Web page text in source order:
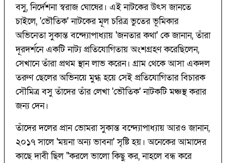
বসু, নির্দেশনা স্বরাজ ঘোষের। এই নাটকের উৎস জানতে
চাইলে, 'ভৌতিক' নাটকের মূল চরিত্র ভুতের ভূমিকার
অভিনেতা সুকান্ত বন্দ্যোপাধ্যায় 'জনতার কথা' কে জানান, তাঁরা
দূরদর্শনে একটি নাট্য প্রতিযোগিতায় অংশগ্রহণ করেছিলেন,
সেখানে তাঁরা প্রথম স্থান লাভ করেন। গ্রাম থেকে আসা একদল
তরুণ ছেলের অভিনয়ে মুগ্ধ হয়ে সেই প্রতিযোগিতার বিচারক
সৌমিত্র বসু তাঁদের তাঁর লেখা 'ভৌতিক' নাটকটি মঞ্চস্থ করার
জন্য দেন।
তাঁদের দলের প্রান ভোমরা সুকান্ত বন্দ্যোপাধ্যায় আরও জানান,
২০১৭ সালে 'ময়না অন্য ভাবনা' সৃষ্টি হয়। অনেকের আমাদের
কাছে দাবী ছিল "করলে ভালো কিছু কর, নাহলে বন্ধ করে